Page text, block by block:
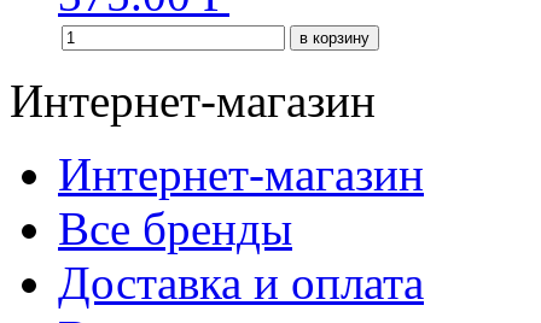
в корзину
Интернет-магазин
Интернет-магазин
Все бренды
Доставка и оплата